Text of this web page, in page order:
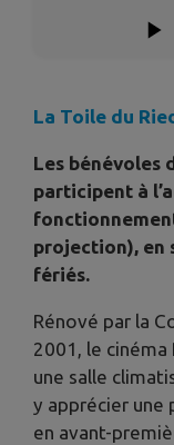
La Toile du
Les bénévoles
participent à
projection), en
fériés.
Rénové par la
2001, le
une salle
y apprécier une
en avant-